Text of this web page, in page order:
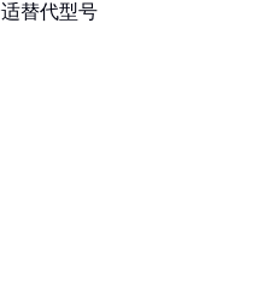
替代型号